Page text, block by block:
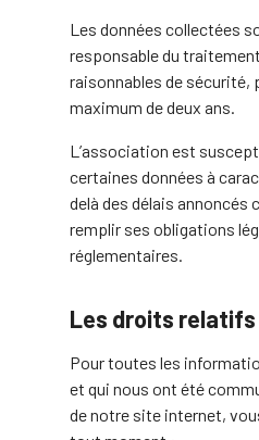
Les données collectées
responsable du
raisonnables de sécurité,
maximum de deux ans.
L’association est
certaines données à
delà des délais annoncés
remplir ses obligations
réglementaires.
Les droits relatifs
Pour toutes les
et qui nous ont été
de notre site internet,